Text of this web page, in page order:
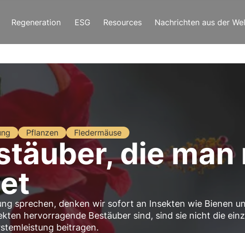
Regeneration ESG Resources Nachrichten aus der
Pflanzen Fledermäuse
die
sprechen, denken wir sofort an Insekten wie Bienen
hervorragende Bestäuber sind, sind sie nicht die
beitragen.